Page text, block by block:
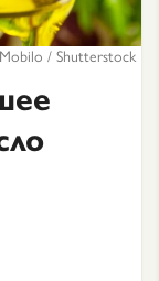
/ Shutterstock